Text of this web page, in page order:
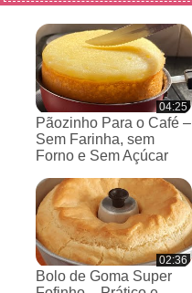
04:25
Pãozinho Para o Café –
Sem Farinha, sem
Forno e Sem Açúcar
02:36
Bolo de Goma Super